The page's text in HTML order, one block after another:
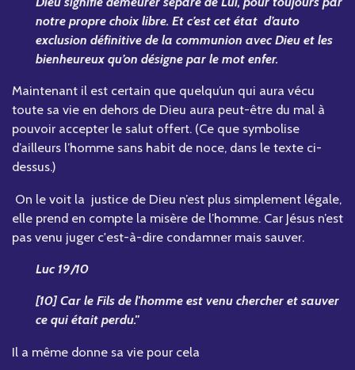
notre propre choix libre. Et c’est cet état d’auto
exclusion définitive de la communion avec Dieu et les
bienheureux qu’on désigne par le mot enfer.
Maintenant il est certain que quelqu’un qui aura vécu
toute sa vie en dehors de Dieu aura peut-être du mal à
pouvoir accepter le salut offert. (Ce que symbolise
d’ailleurs l’homme sans habit de noce, dans le texte ci-
dessus.)
On le voit la justice de Dieu n’est plus simplement légale,
elle prend en compte la misère de l’homme. Car Jésus n’est
pas venu juger c'est-à-dire condamner mais sauver.
Luc 19/10
[10] Car le Fils de l'homme est venu chercher et sauver
ce qui était perdu."
Il a même donne sa vie pour cela